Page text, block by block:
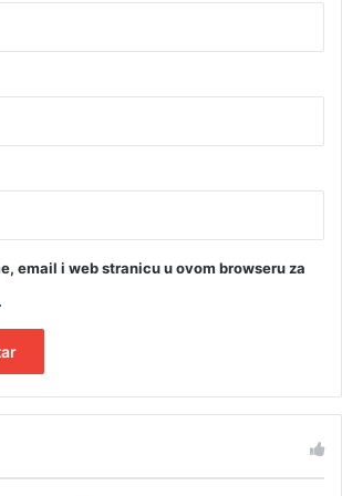
email i web stranicu u ovom browseru za